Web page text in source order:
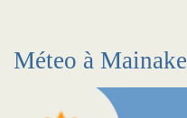
Méteo à Mainake